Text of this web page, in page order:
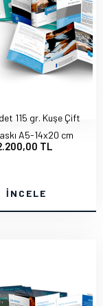
115 gr. Kuşe Çift
A5-14x20 cm
TL
İNCELE